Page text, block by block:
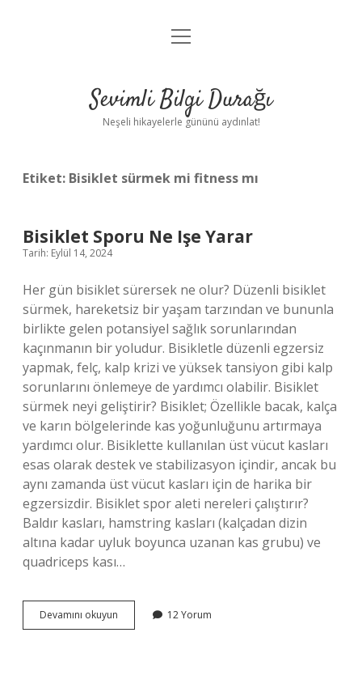
Anasayfa
Yasal Uyarı
menüyü
Sevimli Bilgi Durağı
Neşeli hikayelerle gününü aydınlat!
Etiket: Bisiklet sürmek mi fitness mı
Bisiklet Sporu Ne Işe Yarar
Tarih: Eylül 14, 2024
Her gün bisiklet sürersek ne olur? Düzenli bisiklet
sürmek, hareketsiz bir yaşam tarzından ve bununla
birlikte gelen potansiyel sağlık sorunlarından
kaçınmanın bir yoludur. Bisikletle düzenli egzersiz
yapmak, felç, kalp krizi ve yüksek tansiyon gibi kalp
sorunlarını önlemeye de yardımcı olabilir. Bisiklet
sürmek neyi geliştirir? Bisiklet; Özellikle bacak, kalça
ve karın bölgelerinde kas yoğunluğunu artırmaya
yardımcı olur. Bisiklette kullanılan üst vücut kasları
esas olarak destek ve stabilizasyon içindir, ancak bu
aynı zamanda üst vücut kasları için de harika bir
egzersizdir. Bisiklet spor aleti nereleri çalıştırır?
Baldır kasları, hamstring kasları (kalçadan dizin
altına kadar uyluk boyunca uzanan kas grubu) ve
quadriceps kası…
Devamını okuyun
Sporu
12 Yorum